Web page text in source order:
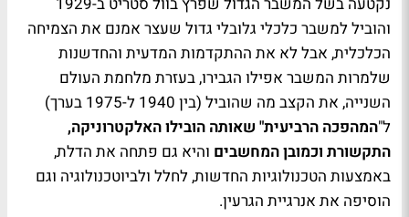
והוביל למשבר כלכלי גלובלי גדול שעצר אמנם את הצמיחה
הכלכלית, אבל לא את ההתקדמות המדעית והחדשנות
שלמרות המשבר אפילו הגבירו, בעזרת מלחמת העולם
השנייה, את הקצב מה שהוביל (בין 1940 ל-1975 בערך)
ל"המהפכה הרביעית" שאותה הובילו האלקטרוניקה,
התקשורת וכמובן המחשבים והיא גם פתחה את הדלת,
באמצעות הטכנולוגיות החדשות, לחלל ולביוטכנולוגיה וגם
הוסיפה את אנרגיית הגרעין.